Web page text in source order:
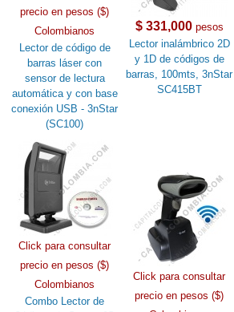
precio en pesos ($)
Colombianos
Lector de código de
barras láser con
sensor de lectura
automática y con base
conexión USB - 3nStar
(SC100)
$ 331,000pesos
Lector inalámbrico 2D
y 1D de códigos de
barras, 100mts, 3nStar
SC415BT
Click para consultar
precio en pesos ($)
Colombianos
Combo Lector de
Click para consultar
precio en pesos ($)